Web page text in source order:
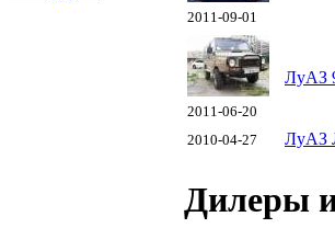
2011-09-01
2011-06-20
ЛуАЗ
2010-04-27 ЛуАЗ
Дилеры